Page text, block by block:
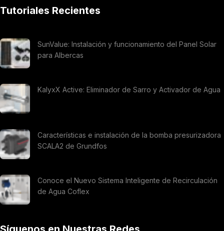
Tutoriales Recientes
SunValue: Instalación y funcionamiento del Panel Solar
para Albercas
KalyxX Active: Eliminador de Sarro y Activador de Agua
Características e instalación de la bomba presurizadora
SCALA2 de Grundfos
Conoce el Nuevo Sistema Inteligente de Recirculación
de Agua Coflex